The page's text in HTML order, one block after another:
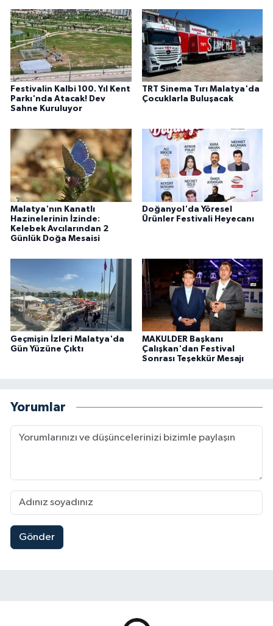
Festivalin Kalbi 100. Yıl Kent
Parkı'nda Atacak! Dev
Sahne Kuruluyor
TRT Sinema Tırı Malatya'da
Çocuklarla Buluşacak
Malatya'nın Kanatlı
Hazinelerinin İzinde:
Kelebek Avcılarından 2
Günlük Doğa Mesaisi
Doğanyol'da Yöresel
Ürünler Festivali Heyecanı
Geçmişin İzleri Malatya'da
Gün Yüzüne Çıktı
MAKULDER Başkanı
Çalışkan'dan Festival
Sonrası Teşekkür Mesajı
Yorumlar
Gönder